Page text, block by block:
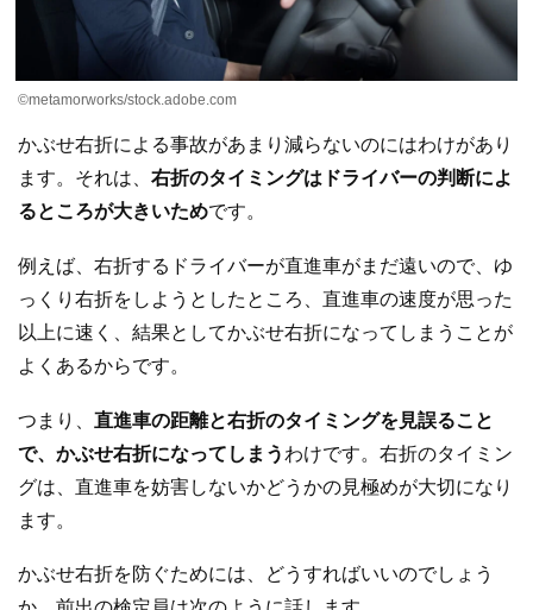
©metamorworks/stock.adobe.com
かぶせ右折による事故があまり減らないのにはわけがあり
ます。それは、 右折のタイミングはドライバーの判断によ
るところが大きいためです。
例えば、右折するドライバーが直進車がまだ遠いので、ゆ
っくり右折をしようとしたところ、直進車の速度が思った
以上に速く、結果としてかぶせ右折になってしまうことが
よくあるからです。
つまり、 直進車の距離と右折のタイミングを見誤ること
で、かぶせ右折になってしまう わけです。右折のタイミン
グは、直進車を妨害しないかどうかの見極めが大切になり
ます。
かぶせ右折を防ぐためには、どうすればいいのでしょう